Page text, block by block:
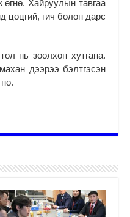
Хайруулын тавгаа
цөцгий, гич болон дарс
нь зөөлхөн хутгана.
дээрээ бэлтгэсэн